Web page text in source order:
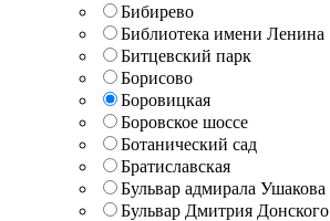
Бибирево
Библиотека имени Ленина
Битцевский парк
Борисово
Боровицкая
Боровское шоссе
Ботанический сад
Братиславская
Бульвар адмирала Ушакова
Бульвар Дмитрия Донского